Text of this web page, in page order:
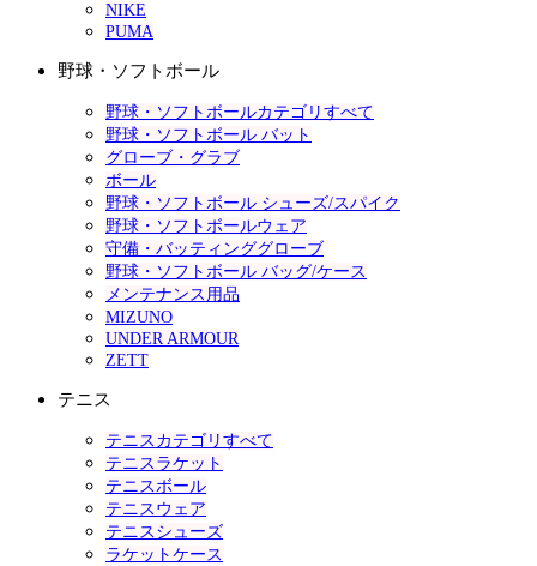
NIKE
PUMA
野球・ソフトボール
野球・ソフトボールカテゴリすべて
野球・ソフトボール バット
グローブ・グラブ
ボール
野球・ソフトボール シューズ/スパイク
野球・ソフトボールウェア
守備・バッティンググローブ
野球・ソフトボール バッグ/ケース
メンテナンス用品
MIZUNO
UNDER ARMOUR
ZETT
テニス
テニスカテゴリすべて
テニスラケット
テニスボール
テニスウェア
テニスシューズ
ラケットケース